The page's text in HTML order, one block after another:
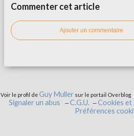
Commenter cet article
Ajouter un commentaire
Voir le profil de Guy Muller sur le portail Overblog
Signaler un abus
C.G.U.
Cookies et
Préférences